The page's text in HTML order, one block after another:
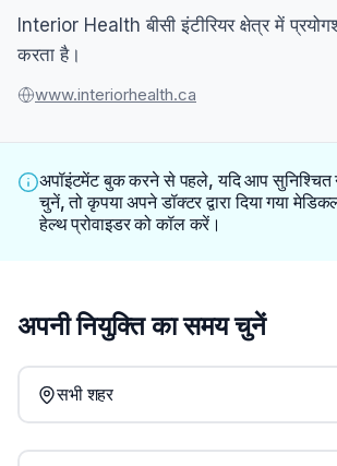
Interior Health बीसी इंटीरियर क्षेत्र में
करता है।
www.interiorhealth.ca
अपॉइंटमेंट बुक करने से पहले, यदि आप सुनिश्चित
चुनें, तो कृपया अपने डॉक्टर द्वारा दिया गया
हेल्थ प्रोवाइडर को कॉल करें।
अपनी नियुक्ति का समय चुनें
सभी शहर